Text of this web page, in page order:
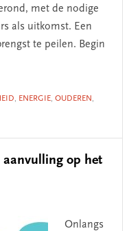
met de nodige
als uitkomst. Een
te peilen. Begin
, ENERGIE, OUDEREN ,
aanvulling op het
Onlangs